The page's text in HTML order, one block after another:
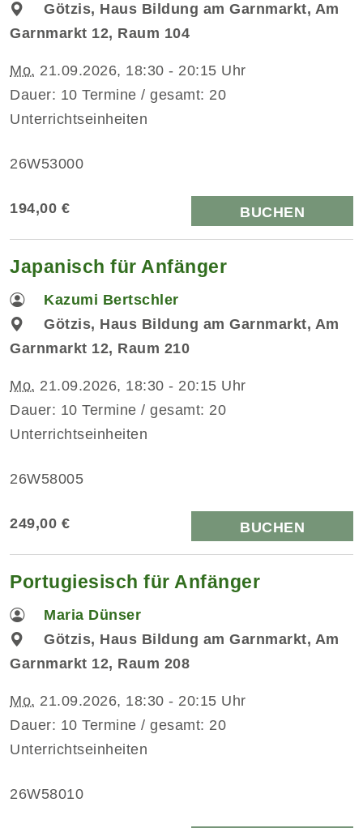
Götzis, Haus Bildung am Garnmarkt, Am
Garnmarkt 12, Raum 104
Mo. 21.09.2026, 18:30 - 20:15 Uhr
Dauer: 10 Termine / gesamt: 20
Unterrichtseinheiten
26W53000
194,00 € BUCHEN
Japanisch für Anfänger
Kazumi Bertschler
Götzis, Haus Bildung am Garnmarkt, Am
Garnmarkt 12, Raum 210
Mo. 21.09.2026, 18:30 - 20:15 Uhr
Dauer: 10 Termine / gesamt: 20
Unterrichtseinheiten
26W58005
249,00 € BUCHEN
Portugiesisch für Anfänger
Maria Dünser
Götzis, Haus Bildung am Garnmarkt, Am
Garnmarkt 12, Raum 208
Mo. 21.09.2026, 18:30 - 20:15 Uhr
Dauer: 10 Termine / gesamt: 20
Unterrichtseinheiten
26W58010